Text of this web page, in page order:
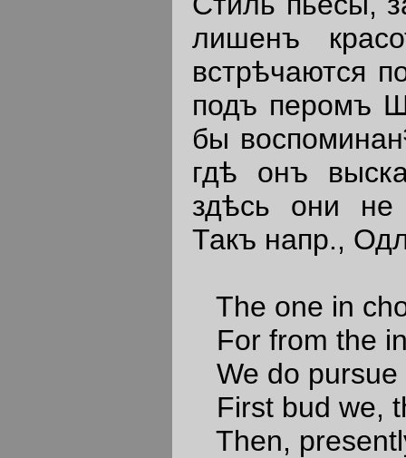
лишенъ
встрѣчаются
подъ перомъ
бы
гдѣ онъ
здѣсь они не
Такъ напр.,
The one in
For from the
We do pursue
First bud we,
Then,